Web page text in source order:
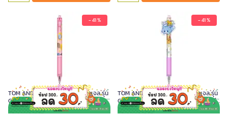
- 41 %
TOM AND JERRY GOKKO ปากกาเจล รุ่น
G-209 หมึกสีน้ำเงิน ขนาด 0.5 มม. ด้าม
สีชมพู
- 41 %
TOM AND JERRY GOKKO ปากกาเจล รุ่น
G-204 หมึกสีน้ำเงิน ขนาด 0.5 มม. ด้ามสี
ม่วง